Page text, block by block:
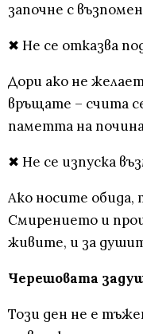
започне с
✖ Не се отказва
Дори ако не
връщате – счита
паметта на
✖ Не се изпуска
Ако носите обида,
Смирението и
живите, и за
Черешовата
Този ден не е